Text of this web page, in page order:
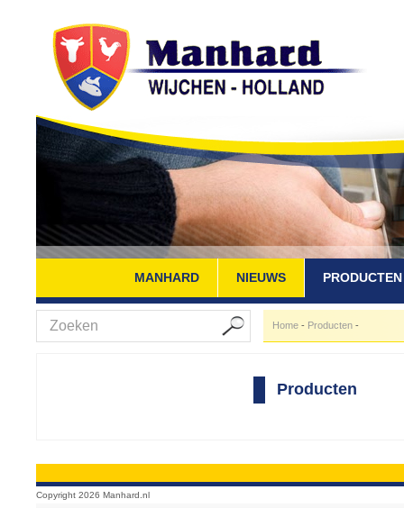
MANHARD NIEUWS PRODUCTEN
Home - Producten -
Producten
Copyright 2026 Manhard.nl